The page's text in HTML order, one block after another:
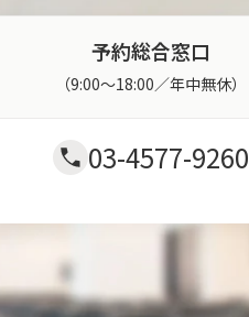
予約総合窓口
（9:00～18:00／年中無休）
03-4577-9260